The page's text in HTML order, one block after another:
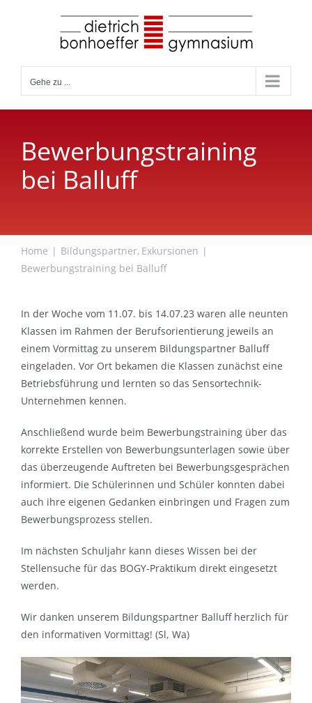
Gehe zu ...
Bewerbungstraining
bei Balluff
Home Bildungspartner Exkursionen
Bewerbungstraining bei Balluff
In der Woche vom 11.07. bis 14.07.23 waren alle neunten
Klassen im Rahmen der Berufsorientierung jeweils an
einem Vormittag zu unserem Bildungspartner Balluff
eingeladen. Vor Ort bekamen die Klassen zunächst eine
Betriebsführung und lernten so das Sensortechnik-
Unternehmen kennen.
Anschließend wurde beim Bewerbungstraining über das
korrekte Erstellen von Bewerbungsunterlagen sowie über
das überzeugende Auftreten bei Bewerbungsgesprächen
informiert. Die Schülerinnen und Schüler konnten dabei
auch ihre eigenen Gedanken einbringen und Fragen zum
Bewerbungsprozess stellen.
Im nächsten Schuljahr kann dieses Wissen bei der
Stellensuche für das BOGY-Praktikum direkt eingesetzt
werden.
Wir danken unserem Bildungspartner Balluff herzlich für
den informativen Vormittag! (Sl, Wa)